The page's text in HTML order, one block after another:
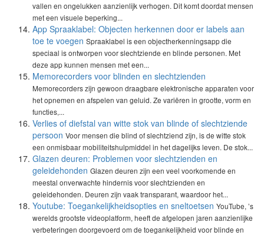
vallen en ongelukken aanzienlijk verhogen. Dit komt doordat mensen
met een visuele beperking...
App Spraaklabel: Objecten herkennen door er labels aan
toe te voegen Spraaklabel is een objectherkenningsapp die
speciaal is ontworpen voor slechtziende en blinde personen. Met
deze app kunnen mensen met een...
Memorecorders voor blinden en slechtzienden
Memorecorders zijn gewoon draagbare elektronische apparaten voor
het opnemen en afspelen van geluid. Ze variëren in grootte, vorm en
functies,...
Verlies of diefstal van witte stok van blinde of slechtziende
persoon Voor mensen die blind of slechtziend zijn, is de witte stok
een onmisbaar mobiliteitshulpmiddel in het dagelijks leven. De stok...
Glazen deuren: Problemen voor slechtzienden en
geleidehonden Glazen deuren zijn een veel voorkomende en
meestal onverwachte hindernis voor slechtzienden en
geleidehonden. Deuren zijn vaak transparant, waardoor het...
Youtube: Toegankelijkheidsopties en sneltoetsen YouTube, ’s
werelds grootste videoplatform, heeft de afgelopen jaren aanzienlijke
verbeteringen doorgevoerd om de toegankelijkheid voor blinde en